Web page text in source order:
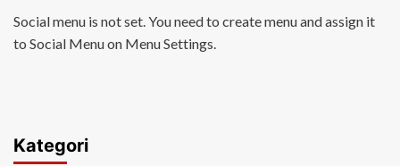
Social menu is not set. You need to create menu and assign it
to Social Menu on Menu Settings.
Kategori